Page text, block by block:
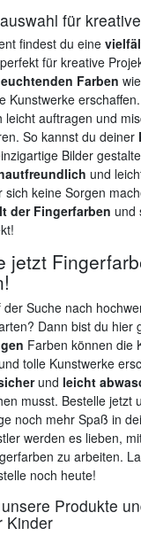
für
findest du eine
für kreative
Farben
Kunstwerke
leicht auftragen und
So kannst du deiner
Bilder
und
sich keine Sorgen
der Fingerfarben und
jetzt
der Suche nach
Dann bist du hier
Farben können die
tolle Kunstwerke
und leicht
musst. Bestelle jetzt
noch mehr Spaß in
werden es lieben,
zu arbeiten.
noch heute!
Produkte
Kinder